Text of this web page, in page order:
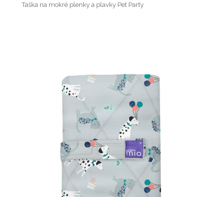
Taška na mokré plenky a plavky Pet Party